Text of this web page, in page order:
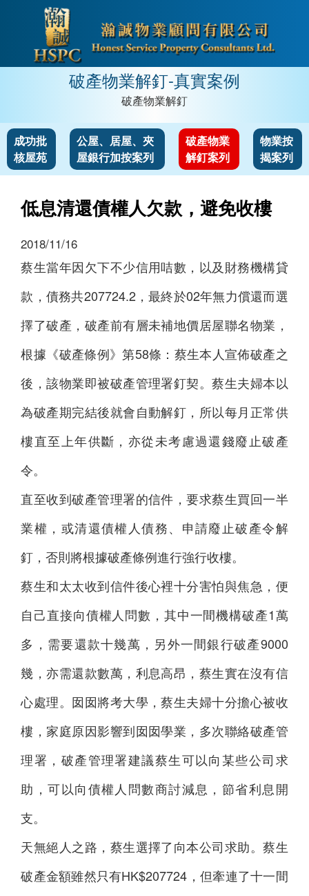
破產物業解釘-真實案例
破產物業解釘
成功批
核屋苑
公屋、居屋、夾
屋銀行加按案列
破產物業
解釘案列
物業按
揭案列
低息清還債權人欠款，避免收樓
2018/11/16
蔡生當年因欠下不少信用咭數，以及財務機構貸
款，債務共207724.2，最終於02年無力償還而選
擇了破產，破產前有層未補地價居屋聯名物業，
根據《破產條例》第58條：蔡生本人宣佈破產之
後，該物業即被破產管理署釘契。蔡生夫婦本以
為破產期完結後就會自動解釘，所以每月正常供
樓直至上年供斷，亦從未考慮過還錢廢止破產
令。
直至收到破產管理署的信件，要求蔡生買回一半
業權，或清還債權人債務、申請廢止破產令解
釘，否則將根據破產條例進行強行收樓。
蔡生和太太收到信件後心裡十分害怕與焦急，便
自己直接向債權人問數，其中一間機構破產1萬
多，需要還款十幾萬，另外一間銀行破產9000
幾，亦需還款數萬，利息高昂，蔡生實在沒有信
心處理。囡囡將考大學，蔡生夫婦十分擔心被收
樓，家庭原因影響到囡囡學業，多次聯絡破產管
理署，破產管理署建議蔡生可以向某些公司求
助，可以向債權人問數商討減息，節省利息開
支。
天無絕人之路，蔡生選擇了向本公司求助。蔡生
破產金額雖然只有HK$207724，但牽連了十一間